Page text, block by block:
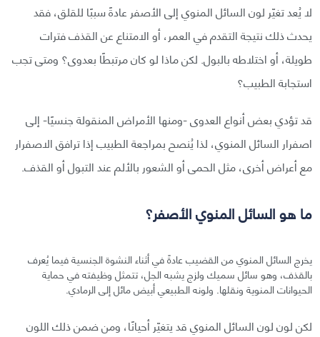
لا يُعد تغيّر لون السائل المنوي إلى الأصفر عادةً سببًا للقلق، فقد
يحدث ذلك نتيجة التقدم في العمر، أو الامتناع عن القذف فترات
طويلة، أو اختلاطه بالبول. لكن ماذا لو كان مرتبطًا بعدوى؟ ومتى تجب
استجابة الطبيب؟
قد تؤدي بعض أنواع العدوى -ومنها الأمراض المنقولة جنسيًا- إلى
اصفرار السائل المنوي، لذا يُنصح بمراجعة الطبيب إذا ترافق الاصفرار
مع أعراض أخرى، مثل الحمى أو الشعور بالألم عند التبول أو القذف.
ما هو السائل المنوي الأصفر؟
يخرج السائل المنوي من القضيب عادةً في أثناء النشوة الجنسية فيما يُعرف
بالقذف، وهو سائل سميك ولزج يشبه الجل، تتمثل وظيفته في حماية
الحيوانات المنوية ونقلها. ولونه الطبيعي أبيض مائل إلى الرمادي.
لكن لون لون السائل المنوي قد يتغيّر أحيانًا، ومن ضمن ذلك اللون